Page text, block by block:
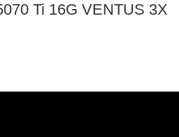
Ti 16G VENTUS 3X